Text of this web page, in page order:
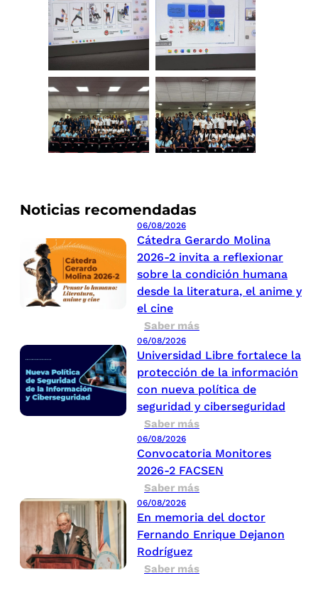
Noticias recomendadas
06/08/2026
Cátedra Gerardo Molina
2026-2 invita a reflexionar
sobre la condición humana
desde la literatura, el anime y
el cine
Saber más
06/08/2026
Universidad Libre fortalece la
protección de la información
con nueva política de
seguridad y ciberseguridad
Saber más
06/08/2026
Convocatoria Monitores
2026-2 FACSEN
Saber más
06/08/2026
En memoria del doctor
Fernando Enrique Dejanon
Rodríguez
Saber más